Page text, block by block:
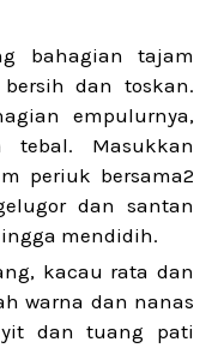
bahagian tajam
dan toskan.
empulurnya,
tebal. Masukkan
periuk bersama2
dan santan
mendidih.
kacau rata dan
warna dan nanas
dan tuang pati